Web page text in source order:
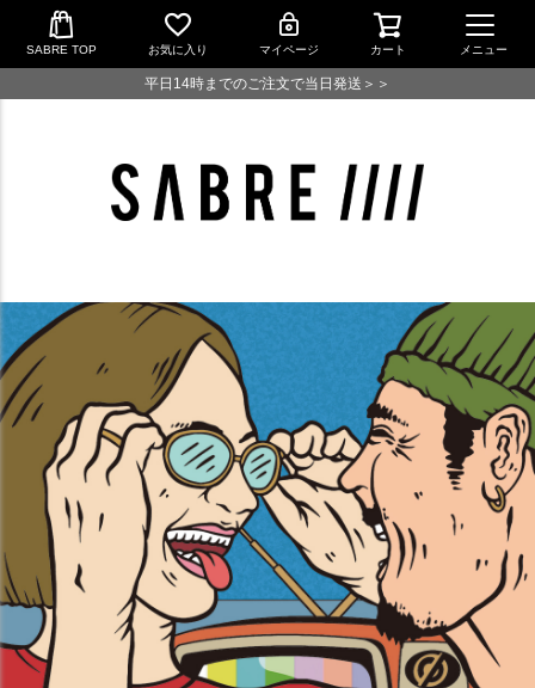
SABRE TOP お気に入り マイページ カート メニュー
平日14時までのご注文で当日発送＞＞